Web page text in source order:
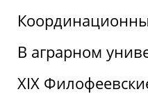
В аграрном
XIX